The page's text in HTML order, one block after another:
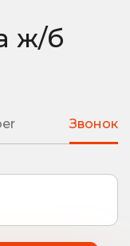
ж/б
Звонок